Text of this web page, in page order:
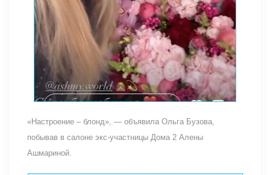
«Настроение – блонд», — объявила Ольга Бузова,
побывав в салоне экс-участницы Дома 2 Алены
Ашмариной.